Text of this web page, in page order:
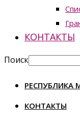
КОНТАКТЫ
Поиск
РЕСПУБЛИКА
КОНТАКТЫ